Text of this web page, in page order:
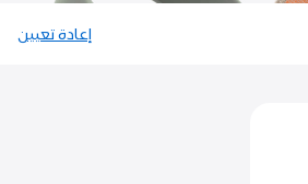
إعادة تعيين